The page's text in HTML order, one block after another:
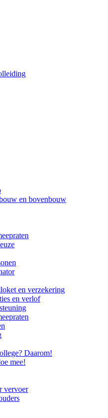
en bovenbouw
en verzekering
en verlof
Daarom!
mee!
vervoer